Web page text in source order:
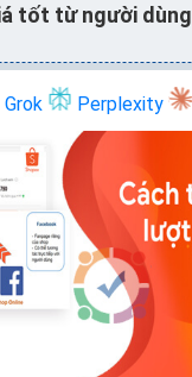
tốt từ người dùng
Grok Perplexity